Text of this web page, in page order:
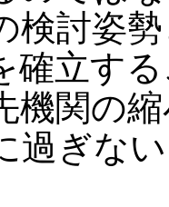
検討姿
確立す
機関の
過ぎな